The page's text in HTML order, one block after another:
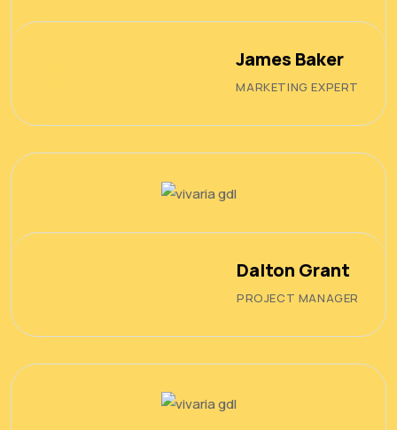
James Baker
MARKETING EXPERT
Dalton Grant
PROJECT MANAGER